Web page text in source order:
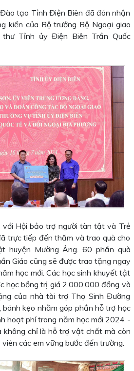
tạo Tỉnh Điện Biên đã đón nhận
kiến của Bộ trưởng Bộ Ngoại giao
Tỉnh ủy Điện Biên Trần Quốc
với Hội bảo trợ người tàn tật và Trẻ
trực tiếp đến thăm và trao quà cho
huyện Mường Ảng. 60 phần quà
Giáo cũng sẽ được trao tặng ngay
học mới. Các học sinh khuyết tật
học bổng trị giá 2.000.000 đồng và
của nhà tài trợ Thọ Sinh Đường
bánh kẹo nhằm góp phần hỗ trợ học
hoạt phí trong năm học mới 2024 -
không chỉ là hỗ trợ vật chất mà còn
các em vững bước đến trường.